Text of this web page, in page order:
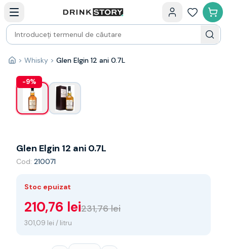
Bauturi fine — selectie
Produse Noi
Cosuri cadou
Pachete & Cadouri
Vin
Tamaioasa
Shiraz
Franta
Australia
Germania
Spumante
Prosecco
Sampanie
Acasă
> Whisky > Glen Elgin 12 ani 0.7L
-9%
1 /2
Glen Elgin 12 ani 0.7L
Cod: 210071
Stoc epuizat
210,76 lei231,76 lei
301,09 lei / litru